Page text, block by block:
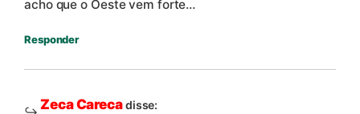
acho que o Oeste vem forte…
Responder
Zeca Carecadisse: